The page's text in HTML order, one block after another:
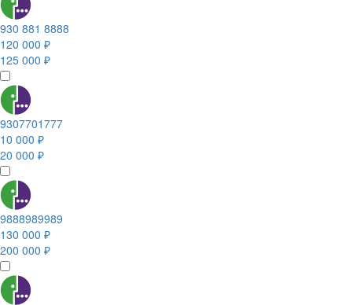
930 881 8888
120 000 ₽
125 000 ₽
9307701777
10 000 ₽
20 000 ₽
9888989989
130 000 ₽
200 000 ₽